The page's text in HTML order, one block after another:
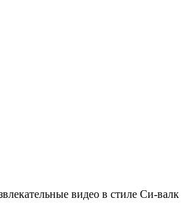
видео в стиле Си-валк